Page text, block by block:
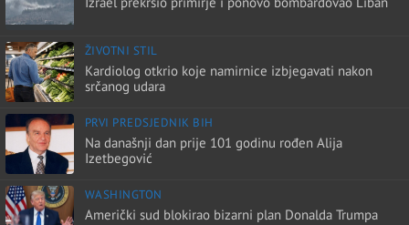
ŽIVOTNI STIL
Kardiolog otkrio koje namirnice izbjegavati nakon
srčanog udara
PRVI PREDSJEDNIK BIH
Na današnji dan prije 101 godinu rođen Alija
Izetbegović
WASHINGTON
Američki sud blokirao bizarni plan Donalda Trumpa